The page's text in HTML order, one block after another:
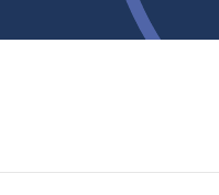
ΕΝΗΜΕΡΩΣΗ